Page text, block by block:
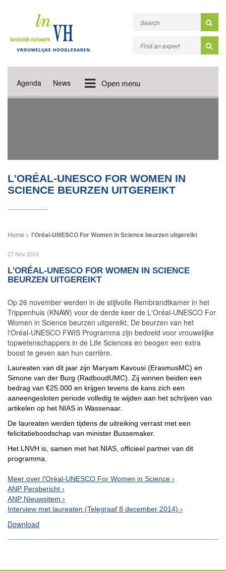
Agenda News Open menu
L'ORÉAL-UNESCO FOR WOMEN IN
SCIENCE BEURZEN UITGEREIKT
l'Oréal-UNESCO For Women in Science beurzen uitgereikt
27 Nov 2014
L'ORÉAL-UNESCO FOR WOMEN IN SCIENCE
BEURZEN UITGEREIKT
Op 26 november werden in de stijlvolle Rembrandtkamer in het
Trippenhuis (KNAW) voor de derde keer de L'Oréal-UNESCO For
Women in Science beurzen uitgereikt. De beurzen van het
l'Oréal-UNESCO FWIS Programma zijn bedoeld voor vrouwelijke
topwetenschappers in de Life Sciences en beogen een extra
boost te geven aan hun carrière.
Laureaten van dit jaar zijn Maryam Kavousi (ErasmusMC) en
Simone van der Burg (RadboudUMC). Zij winnen beiden een
bedrag van €25.000 en krijgen tevens de kans zich een
aaneengesloten periode volledig te wijden aan het schrijven van
artikelen op het NIAS in Wassenaar.
De laureaten werden tijdens de uitreiking verrast met een
felicitatieboodschap van minister Bussemaker.
Het LNVH is, samen met het NIAS, officieel partner van dit
programma.
Meer over l'Oréal-UNESCO For Women in Science
ANP Persbericht
ANP Nieuwsitem
Interview met laureaten (Telegraaf 8 december 2014)
Download